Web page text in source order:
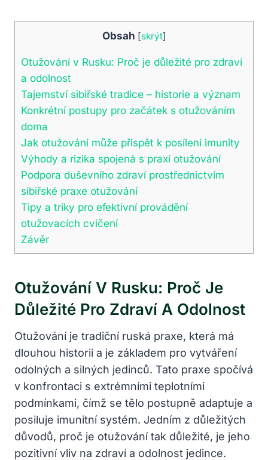
Obsah [skrýt]
Otužování v Rusku: Proč je důležité pro zdraví
a odolnost
Tajemství sibiřské tradice – historie a význam
Konkrétní postupy pro začátek s otužováním
doma
Jak otužování může přispět k posílení imunity
Výhody a rizika spojená s praxí otužování
Podpora duševního zdraví prostřednictvím
sibiřské praxe otužování
Tipy a triky pro efektivní provádění
otužovacích cvičení
Závěr
Otužování V Rusku: Proč Je
Důležité Pro Zdraví A Odolnost
Otužování je tradiční ruská praxe, která má
dlouhou historii a je základem pro vytváření
odolných a silných jedinců. Tato praxe spočívá
v konfrontaci s extrémními teplotními
podmínkami, čímž se tělo postupně adaptuje a
posiluje imunitní systém. Jedním z důležitých
důvodů, proč je otužování tak důležité, je jeho
pozitivní vliv na zdraví a odolnost jedince.